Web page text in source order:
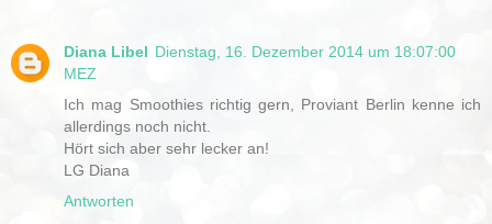
Diana Libel Dienstag, 16. Dezember 2014 um 18:07:00
MEZ
Ich mag Smoothies richtig gern, Proviant Berlin kenne ich
allerdings noch nicht.
Hört sich aber sehr lecker an!
LG Diana
Antworten